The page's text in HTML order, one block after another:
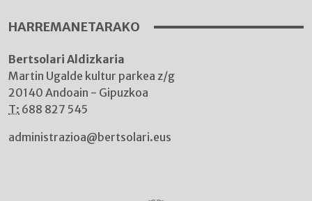
HARREMANETARAKO
Bertsolari Aldizkaria
Martin Ugalde kultur parkea z/g
20140 Andoain - Gipuzkoa
T: 688 827 545
administrazioa@bertsolari.eus